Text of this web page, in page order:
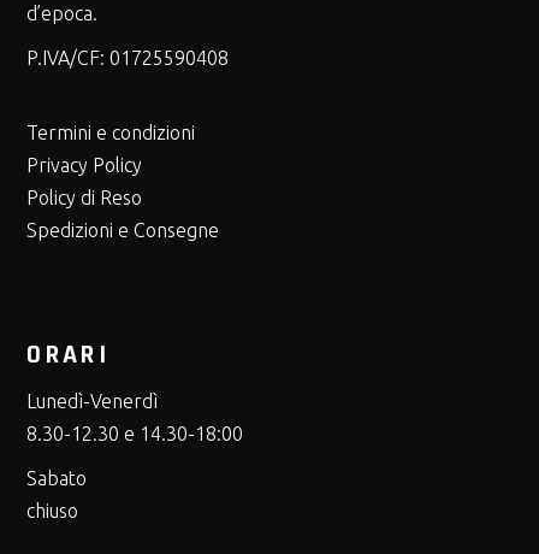
d’epoca.
P.IVA/CF:01725590408
Termini e condizioni
Privacy Policy
Policy di Reso
Spedizioni e Consegne
ORARI
Lunedì-Venerdì
8.30-12.30 e 14.30-18:00
Sabato
chiuso